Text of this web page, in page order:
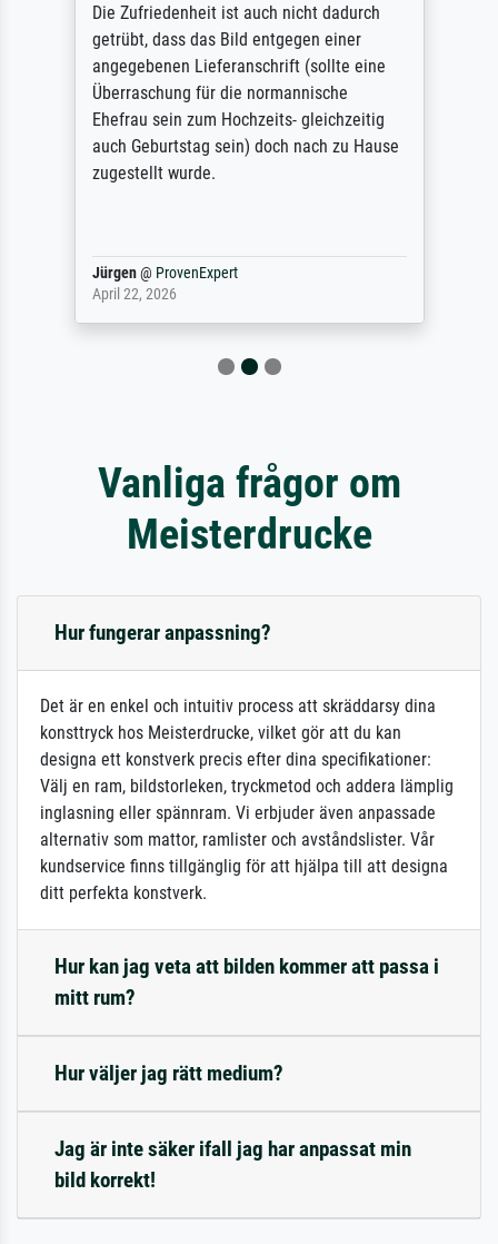
Die Zufriedenheit ist auch nicht dadurch
getrübt, dass das Bild entgegen einer
angegebenen Lieferanschrift (sollte eine
Überraschung für die normannische
Ehefrau sein zum Hochzeits- gleichzeitig
auch Geburtstag sein) doch nach zu Hause
zugestellt wurde.
Jürgen@ ProvenExpert
April 22, 2026
Vanliga frågor om
Meisterdrucke
Hur fungerar anpassning?
Det är en enkel och intuitiv process att skräddarsy dina
konsttryck hos Meisterdrucke, vilket gör att du kan
designa ett konstverk precis efter dina specifikationer:
Välj en ram, bildstorleken, tryckmetod och addera lämplig
inglasning eller spännram. Vi erbjuder även anpassade
alternativ som mattor, ramlister och avståndslister. Vår
kundservice finns tillgänglig för att hjälpa till att designa
ditt perfekta konstverk.
Hur kan jag veta att bilden kommer att passa i
mitt rum?
Hur väljer jag rätt medium?
Jag är inte säker ifall jag har anpassat min
bild korrekt!